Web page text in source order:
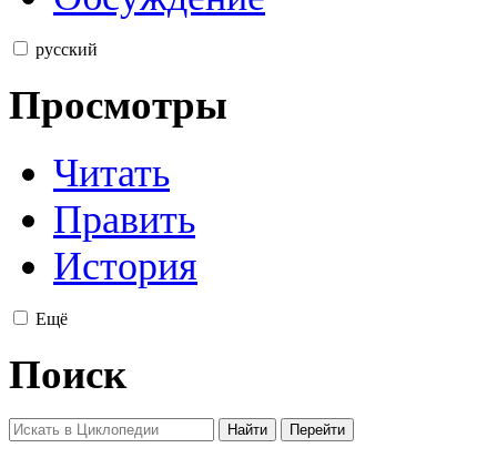
русский
Просмотры
Читать
Править
История
Ещё
Поиск